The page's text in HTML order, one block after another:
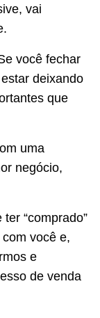
vai
você fechar
deixando
que
uma
negócio,
“comprado”
você e,
e
de venda